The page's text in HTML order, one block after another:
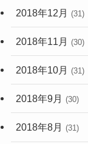
2018年12月 (31)
2018年11月 (30)
2018年10月 (31)
2018年9月 (30)
2018年8月 (31)